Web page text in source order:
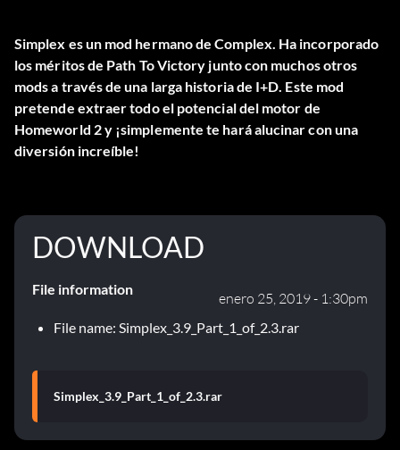
Simplex es un mod hermano de Complex. Ha incorporado
los méritos de Path To Victory junto con muchos otros
mods a través de una larga historia de I+D. Este mod
pretende extraer todo el potencial del motor de
Homeworld 2 y ¡simplemente te hará alucinar con una
diversión increíble!
DOWNLOAD
File information
enero 25, 2019 - 1:30pm
File name: Simplex_3.9_Part_1_of_2.3.rar
Simplex_3.9_Part_1_of_2.3.rar